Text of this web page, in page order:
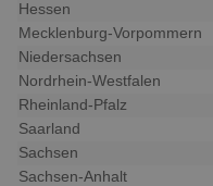
Hessen
Mecklenburg-Vorpommern
Niedersachsen
Nordrhein-Westfalen
Rheinland-Pfalz
Saarland
Sachsen
Sachsen-Anhalt